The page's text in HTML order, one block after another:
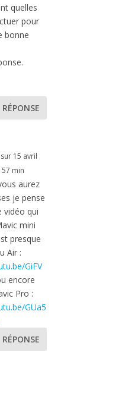
quelles
pour
bonne
RÉPONSE
sur 15 avril
57 min
aurez
je pense
vidéo qui
mini
presque
Air :
GiFV
encore
Pro :
GUa5
RÉPONSE